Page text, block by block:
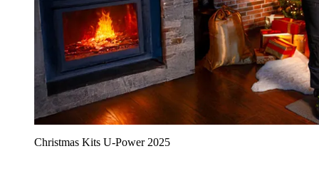
Christmas Kits U‑Power 2025